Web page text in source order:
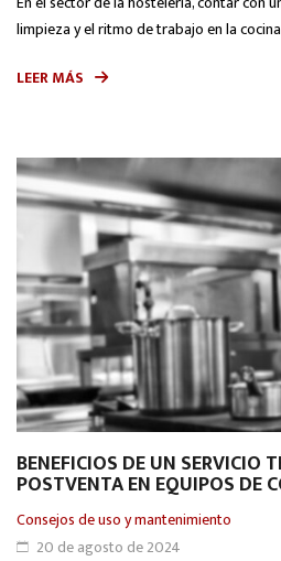
limpieza y el ritmo de trabajo en la
LEER MÁS
BENEFICIOS DE UN SERVICIO
POSTVENTA EN EQUIPOS DE
Consejos de uso y mantenimiento
20 de agosto de 2024